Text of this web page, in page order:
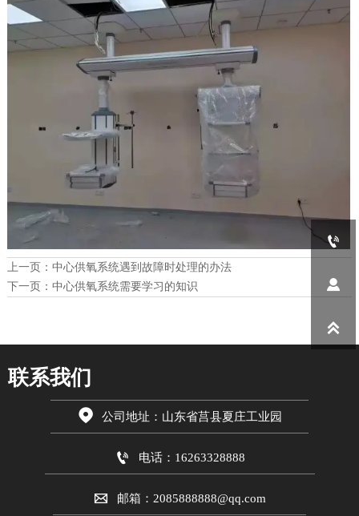
上一页： 中心供氧系统遇到故障时处理的办法
下一页： 中心供氧系统需要学习的知识
联系我们
 公司地址：山东省莒县夏庄工业园
 电话：16263328888
 邮箱：2085888888@qq.com


